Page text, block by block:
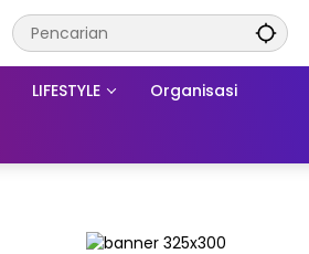
LIFESTYLE Organisasi